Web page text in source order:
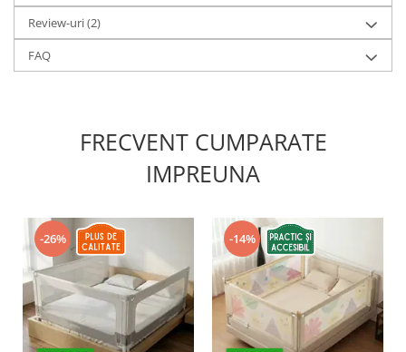
Review-uri(2)
FAQ
FRECVENT CUMPARATE
IMPREUNA
-26% -14%